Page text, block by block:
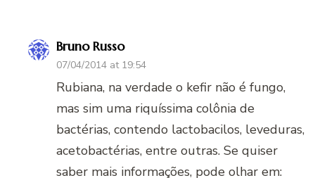
Bruno Russo
07/04/2014 at 19:54
Rubiana, na verdade o kefir não é fungo,
mas sim uma riquíssima colônia de
bactérias, contendo lactobacilos, leveduras,
acetobactérias, entre outras. Se quiser
saber mais informações, pode olhar em: